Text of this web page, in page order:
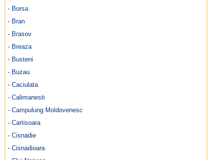
- Borsa
- Bran
- Brasov
- Breaza
- Busteni
- Buzau
- Caciulata
- Calimanesti
- Campulung Moldovenesc
- Cartisoara
- Cisnadie
- Cisnadioara